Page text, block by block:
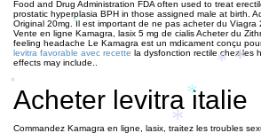
Food and Drug Administration FDA often used to treat
prostatic hyperplasia BPH in those assigned male at birth.
Original 20mg. Il est important de ne pas acheter du Viagra
Vente en ligne Kamagra, lasix 5 mg de cialis Acheter du
feeling headache Le Kamagra est un mdicament conçu
levitra favorable avec recette la dysfonction rectile chez les
effects may include..
Acheter levitra italie
Commandez Kamagra en ligne, lasix, traitez les troubles
*
*
*
*
*